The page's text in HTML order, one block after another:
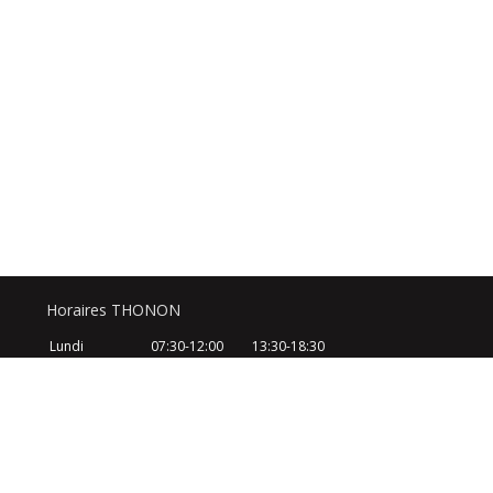
Horaires THONON
Lundi 07:30-12:00
13:30-18:30